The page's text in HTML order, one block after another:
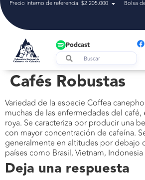
Precio interno de referencia: $2.205.000 Bolsa
Podcast
Cafés Robustas
Variedad de la especie Coffea
muchas de las enfermedades del café,
roya. Se caracteriza por producir una
con mayor concentración de cafeína.
generalmente en altitudes por debajo
países como Brasil, Vietnam, Indonesia
Deja una respuesta